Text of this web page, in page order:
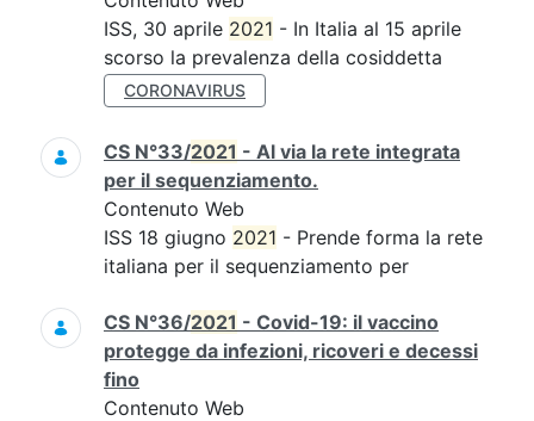
ISS, 30 aprile 2021 - In Italia al 15 aprile
scorso la prevalenza della cosiddetta
CORONAVIRUS
CS N°33/2021 - Al via la rete integrata
per il sequenziamento.
Contenuto Web
ISS 18 giugno 2021 - Prende forma la rete
italiana per il sequenziamento per
CS N°36/2021 - Covid-19: il vaccino
protegge da infezioni, ricoveri e decessi
fino
Contenuto Web